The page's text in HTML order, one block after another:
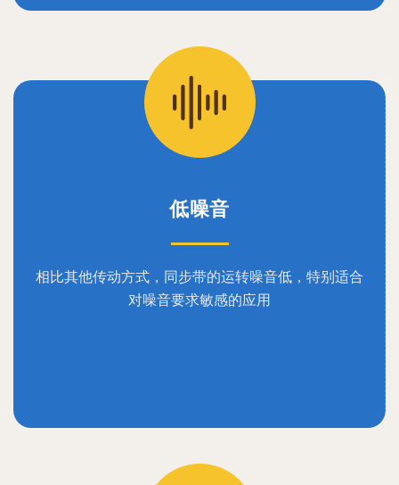
低噪音
相比其他传动方式，同步带的运转噪音低，特别适合
对噪音要求敏感的应用